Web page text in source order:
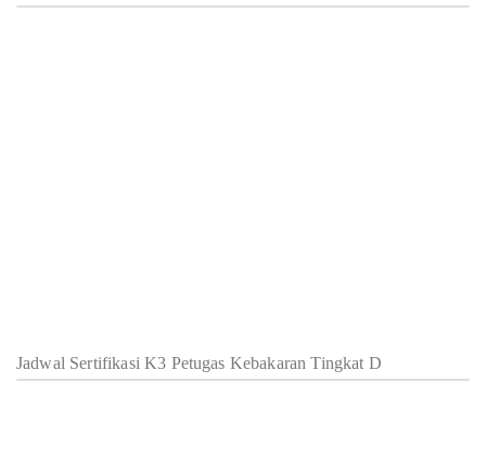
Jadwal Sertifikasi K3 Petugas Kebakaran Tingkat D